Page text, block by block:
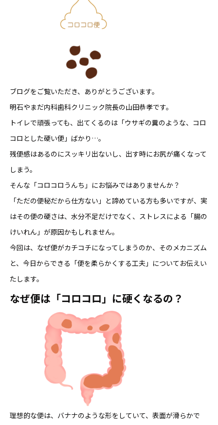
ブログをご覧いただき、ありがとうございます。
明石やまだ内科歯科クリニック院長の山田恭孝です。
トイレで頑張っても、出てくるのは「ウサギの糞のような、コロ
コロとした硬い便」ばかり…。
残便感はあるのにスッキリ出ないし、出す時にお尻が痛くなって
しまう。
そんな「コロコロうんち」にお悩みではありませんか？
「ただの便秘だから仕方ない」と諦めている方も多いですが、実
はその便の硬さは、水分不足だけでなく、ストレスによる「腸の
けいれん」が原因かもしれません。
今回は、なぜ便がカチコチになってしまうのか、そのメカニズム
と、今日からできる「便を柔らかくする工夫」についてお伝えい
たします。
なぜ便は「コロコロ」に硬くなるの？
理想的な便は、バナナのような形をしていて、表面が滑らかで